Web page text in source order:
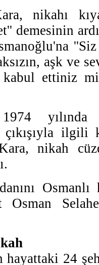
nikahı
demesinin
aşk ve
ettiniz
yılında
ilgili
nikah
Osmanlı
hayattaki 24